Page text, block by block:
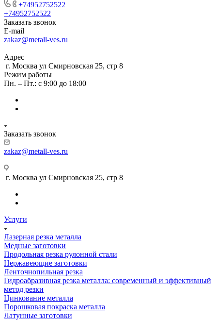
+74952752522
+74952752522
Заказать звонок
E-mail
zakaz@metall-ves.ru
Адрес
г. Москва ул Смирновская 25, стр 8
Режим работы
Пн. – Пт.: с 9:00 до 18:00
Заказать звонок
zakaz@metall-ves.ru
г. Москва ул Смирновская 25, стр 8
Услуги
Лазерная резка металла
Медные заготовки
Продольная резка рулонной стали
Нержавеющие заготовки
Ленточнопильная резка
Гидроабразивная резка металла: современный и эффективный
метод резки
Цинкование металла
Порошковая покраска металла
Латунные заготовки